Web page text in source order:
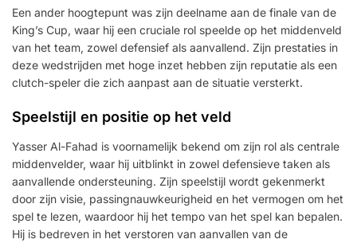
Een ander hoogtepunt was zijn deelname aan de finale van de
King’s Cup, waar hij een cruciale rol speelde op het middenveld
van het team, zowel defensief als aanvallend. Zijn prestaties in
deze wedstrijden met hoge inzet hebben zijn reputatie als een
clutch-speler die zich aanpast aan de situatie versterkt.
Speelstijl en positie op het veld
Yasser Al-Fahad is voornamelijk bekend om zijn rol als centrale
middenvelder, waar hij uitblinkt in zowel defensieve taken als
aanvallende ondersteuning. Zijn speelstijl wordt gekenmerkt
door zijn visie, passingnauwkeurigheid en het vermogen om het
spel te lezen, waardoor hij het tempo van het spel kan bepalen.
Hij is bedreven in het verstoren van aanvallen van de